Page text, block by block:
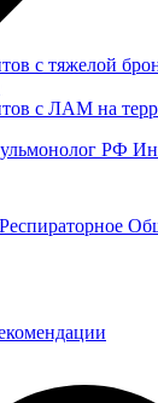
с тяжелой
с ЛАМ на
РФ